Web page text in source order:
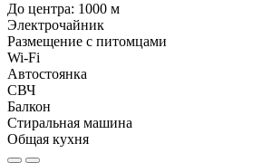
До центра: 1000 м
Электрочайник
Размещение с питомцами
Wi-Fi
Автостоянка
СВЧ
Балкон
Стиральная машина
Общая кухня